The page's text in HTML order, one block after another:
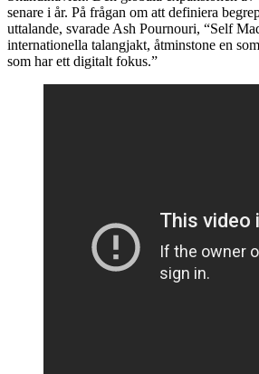
senare i år. På frågan om att definiera
uttalande, svarade Ash Pournouri, “Self
internationella talangjakt, åtminstone en
som har ett digitalt fokus.”